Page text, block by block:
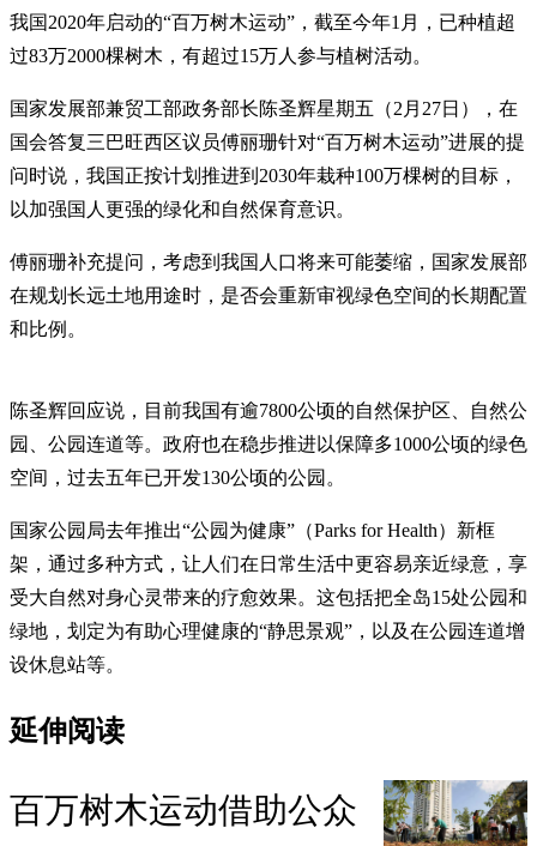
我国2020年启动的“百万树木运动”，截至今年1月，已种植超
过83万2000棵树木，有超过15万人参与植树活动。
国家发展部兼贸工部政务部长陈圣辉星期五（2月27日），在
国会答复三巴旺西区议员傅丽珊针对“百万树木运动”进展的提
问时说，我国正按计划推进到2030年栽种100万棵树的目标，
以加强国人更强的绿化和自然保育意识。
傅丽珊补充提问，考虑到我国人口将来可能萎缩，国家发展部
在规划长远土地用途时，是否会重新审视绿色空间的长期配置
和比例。
陈圣辉回应说，目前我国有逾7800公顷的自然保护区、自然公
园、公园连道等。政府也在稳步推进以保障多1000公顷的绿色
空间，过去五年已开发130公顷的公园。
国家公园局去年推出“公园为健康”（Parks for Health）新框
架，通过多种方式，让人们在日常生活中更容易亲近绿意，享
受大自然对身心灵带来的疗愈效果。这包括把全岛15处公园和
绿地，划定为有助心理健康的“静思景观”，以及在公园连道增
设休息站等。
延伸阅读
百万树木运动借助公众